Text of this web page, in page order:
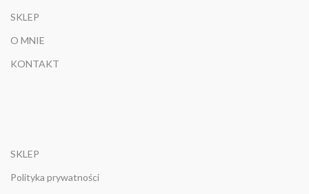
SKLEP
O MNIE
KONTAKT
SKLEP
Polityka prywatności